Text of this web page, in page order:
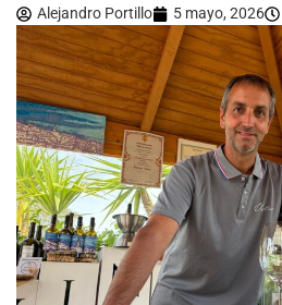
Alejandro Portillo 5 mayo, 2026